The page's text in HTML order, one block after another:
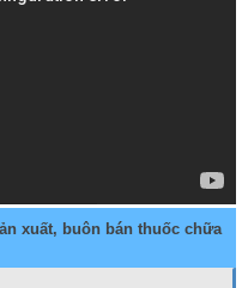
xuất, buôn bán thuốc chữa